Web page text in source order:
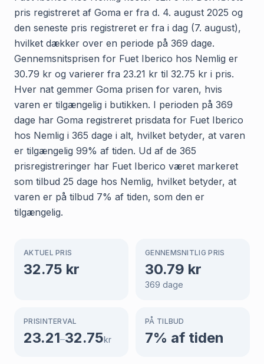
pris registreret af Goma er fra d. 4. august 2025 og
den seneste pris registreret er fra i dag (7. august),
hvilket dækker over en periode på 369 dage.
Gennemsnitsprisen for Fuet Iberico hos Nemlig er
30.79 kr og varierer fra 23.21 kr til 32.75 kr i pris.
Hver nat gemmer Goma prisen for varen, hvis
varen er tilgængelig i butikken. I perioden på 369
dage har Goma registreret prisdata for Fuet Iberico
hos Nemlig i 365 dage i alt, hvilket betyder, at varen
er tilgængelig 99% af tiden. Ud af de 365
prisregistreringer har Fuet Iberico været markeret
som tilbud 25 dage hos Nemlig, hvilket betyder, at
varen er på tilbud 7% af tiden, som den er
tilgængelig.
AKTUEL PRIS
32.75 kr
GENNEMSNITLIG PRIS
30.79 kr
369 dage
PRISINTERVAL
23.21–32.75kr
PÅ TILBUD
7% af tiden